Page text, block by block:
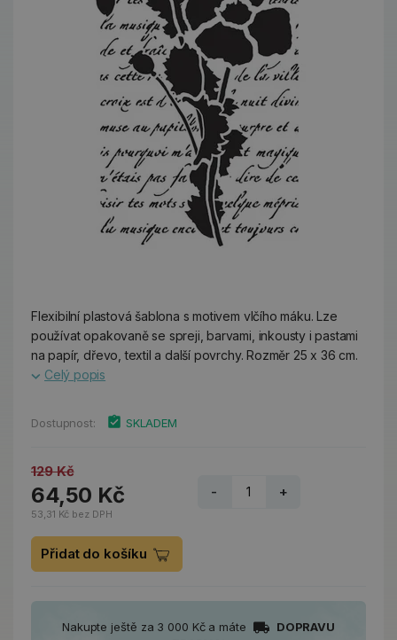
Flexibilní plastová šablona s motivem vlčího máku. Lze
používat opakovaně se spreji, barvami, inkousty i pastami
na papír, dřevo, textil a další povrchy. Rozměr 25 x 36 cm.
Celý popis
Dostupnost: SKLADEM
129 Kč
64,50 Kč
53,31 Kč bez DPH
- +
Přidat do košíku
Nakupte ještě za 3 000 Kč a máte
DOPRAVU